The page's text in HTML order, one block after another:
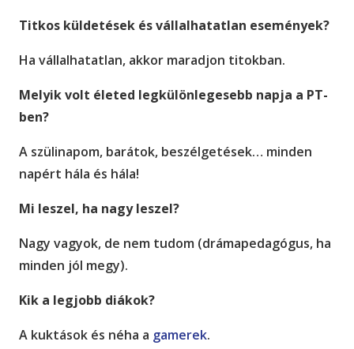
Titkos küldetések és vállalhatatlan események?
Ha vállalhatatlan, akkor maradjon titokban.
Melyik volt életed legkülönlegesebb napja a PT-
ben?
A szülinapom, barátok, beszélgetések… minden
napért hála és hála!
Mi leszel, ha nagy leszel?
Nagy vagyok, de nem tudom (drámapedagógus, ha
minden jól megy).
Kik a legjobb diákok?
A kuktások és néha a gamerek.